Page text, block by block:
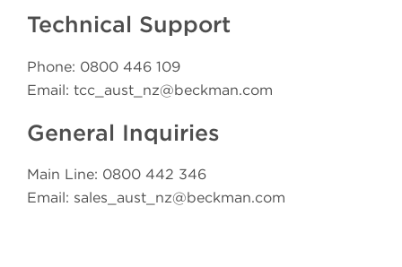
Technical Support
Phone: 0800 446 109
Email: tcc_aust_nz@beckman.com
General Inquiries
Main Line: 0800 442 346
Email: sales_aust_nz@beckman.com